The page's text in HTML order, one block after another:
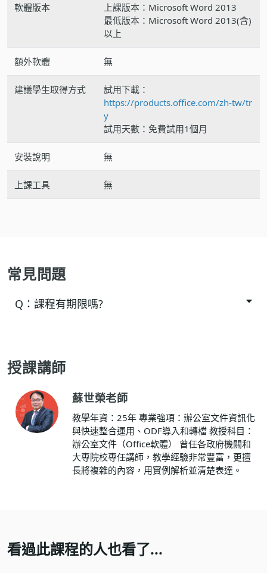
軟體版本
上課版本：Microsoft Word 2013
最低版本：Microsoft Word 2013(含)
以上
額外軟體 無
建議學生取得方式
試用下載：
https://products.office.com/zh-tw/tr
y
試用天數：免費試用1個月
安裝說明 無
上課工具 無
常見問題
Q： 課程有期限嗎?
授課講師
蘇世榮老師
教學年資：25年 專業強項：辦公室文件資訊化
與快速整合運用、ODF導入和轉檔 教授科目：
辦公室文件（Office軟體） 曾任各政府機關和
大專院校專任講師，教學經驗非常豐富，更擅
長將複雜的內容，用實例解析並清楚表達。
看過此課程的人也看了...